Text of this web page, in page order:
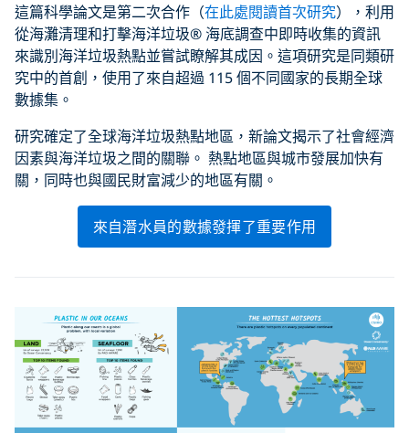
這篇科學論文是第二次合作（在此處閱讀首次研究），利用
從海灘清理和打擊海洋垃圾® 海底調查中即時收集的資訊
來識別海洋垃圾熱點並嘗試瞭解其成因。這項研究是同類研
究中的首創，使用了來自超過 115 個不同國家的長期全球
數據集。
研究確定了全球海洋垃圾熱點地區，新論文揭示了社會經濟
因素與海洋垃圾之間的關聯。 熱點地區與城市發展加快有
關，同時也與國民財富減少的地區有關。
來自潛水員的數據發揮了重要作用